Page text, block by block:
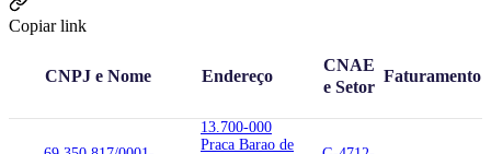
Copiar link
CNPJ e Nome Endereço
CNAE
e Setor
Faturamento
13.700-000
Praca Barao de